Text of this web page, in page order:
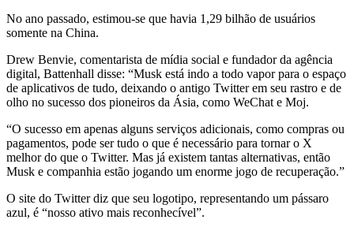
No ano passado, estimou-se que havia 1,29 bilhão de usuários
somente na China.
Drew Benvie, comentarista de mídia social e fundador da agência
digital, Battenhall disse: “Musk está indo a todo vapor para o espaço
de aplicativos de tudo, deixando o antigo Twitter em seu rastro e de
olho no sucesso dos pioneiros da Ásia, como WeChat e Moj.
“O sucesso em apenas alguns serviços adicionais, como compras ou
pagamentos, pode ser tudo o que é necessário para tornar o X
melhor do que o Twitter. Mas já existem tantas alternativas, então
Musk e companhia estão jogando um enorme jogo de recuperação.”
O site do Twitter diz que seu logotipo, representando um pássaro
azul, é “nosso ativo mais reconhecível”.